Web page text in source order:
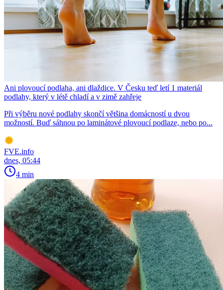
Ani plovoucí podlaha, ani dlaždice. V Česku teď letí 1 materiál
podlahy, který v létě chladí a v zimě zahřeje
Při výběru nové podlahy skončí většina domácností u dvou
možností. Buď sáhnou po laminátové plovoucí podlaze, nebo po...
FVE.info
dnes, 05:44
4 min